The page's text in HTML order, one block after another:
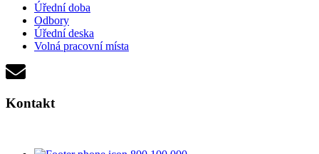
Úřední doba
Odbory
Úřední deska
Volná pracovní místa
Kontakt